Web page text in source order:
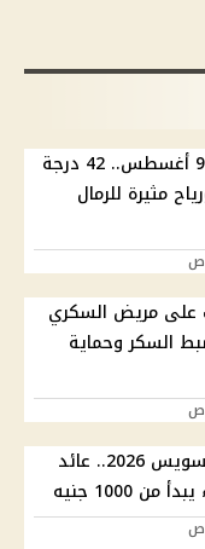
درجات الحرارة اليوم الأحد 9 أغسطس.. 42 درجة
مثيرة للرمال
على مريض السكري
السكر وحماية
شهادات ادخار بنك قناة السويس 2026.. عائد